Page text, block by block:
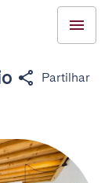
Partilhar